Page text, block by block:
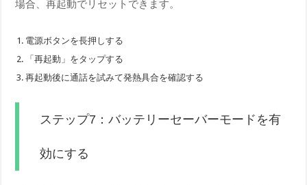
場合、再起動でリセットできます。
電源ボタンを長押しする
「再起動」をタップする
再起動後に通話を試みて発熱具合を確認する
ステップ7：バッテリーセーバーモードを有
効にする